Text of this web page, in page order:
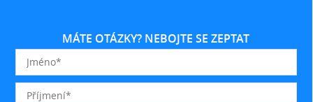
MÁTE OTÁZKY? NEBOJTE SE ZEPTAT